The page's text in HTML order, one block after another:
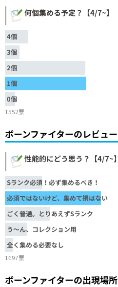
何個集める予定？【4/7~】
4個
3個
2個
1個
0個
1552票
ボーンファイターのレビュー
性能的にどう思う？【4/7~】
Sランク必須！必ず集めるべき！
必須ではないけど、集めて損はない
ごく普通。とりあえずSランク
う～ん、コレクション用
全く集める必要なし
1697票
ボーンファイターの出現場所